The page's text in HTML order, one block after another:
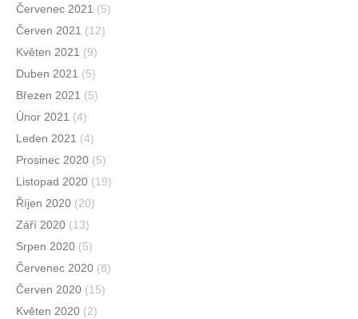
Červenec 2021 (5)
Červen 2021 (12)
Květen 2021 (9)
Duben 2021 (5)
Březen 2021 (5)
Únor 2021 (4)
Leden 2021 (4)
Prosinec 2020 (5)
Listopad 2020 (19)
Říjen 2020 (20)
Září 2020 (13)
Srpen 2020 (5)
Červenec 2020 (8)
Červen 2020 (15)
Květen 2020 (2)